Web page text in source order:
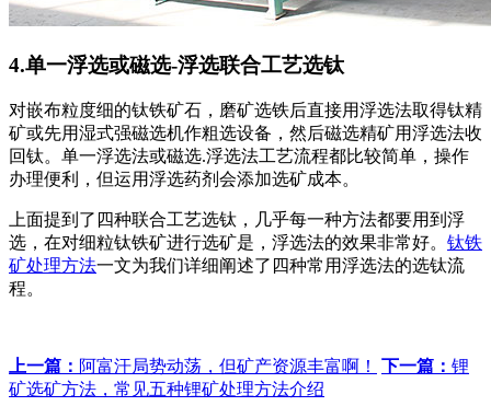
4.单一浮选或磁选-浮选联合工艺选钛
对嵌布粒度细的钛铁矿石，磨矿选铁后直接用浮选法取得钛精
矿或先用湿式强磁选机作粗选设备，然后磁选精矿用浮选法收
回钛。单一浮选法或磁选.浮选法工艺流程都比较简单，操作
办理便利，但运用浮选药剂会添加选矿成本。
上面提到了四种联合工艺选钛，几乎每一种方法都要用到浮
选，在对细粒钛铁矿进行选矿是，浮选法的效果非常好。 钛铁
矿处理方法一文为我们详细阐述了四种常用浮选法的选钛流
程。
上一篇： 阿富汗局势动荡，但矿产资源丰富啊！ 下一篇： 锂
矿选矿方法，常见五种锂矿处理方法介绍